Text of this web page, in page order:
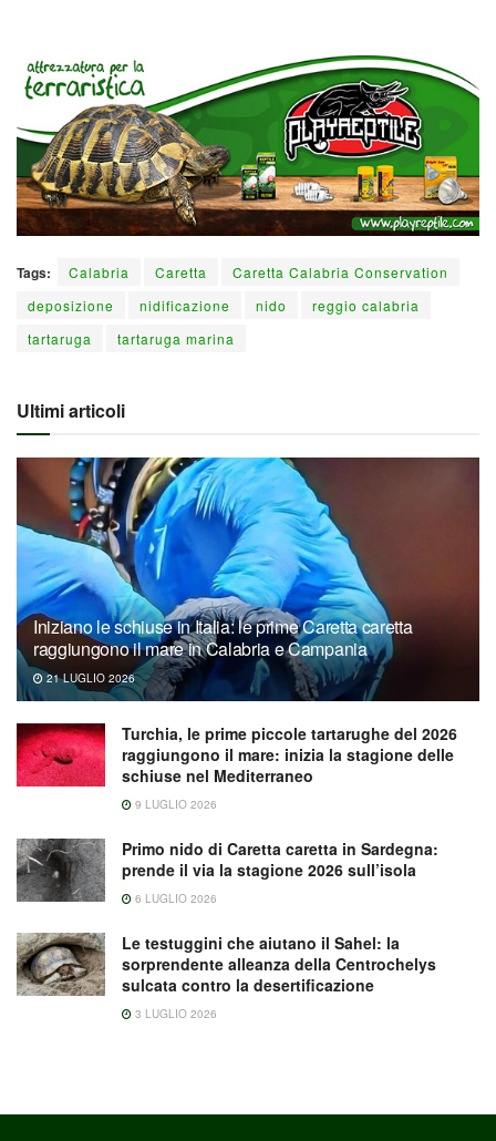
Tags: Calabria Caretta
Caretta Calabria Conservation
deposizione
nidificazione nido
reggio calabria
tartaruga
tartaruga marina
Ultimi articoli
Iniziano le schiuse in Italia: le prime Caretta caretta
raggiungono il mare in Calabria e Campania
21 LUGLIO 2026
Turchia, le prime piccole tartarughe del 2026
raggiungono il mare: inizia la stagione delle
schiuse nel Mediterraneo
9 LUGLIO 2026
Primo nido di Caretta caretta in Sardegna:
prende il via la stagione 2026 sull’isola
6 LUGLIO 2026
Le testuggini che aiutano il Sahel: la
sorprendente alleanza della Centrochelys
sulcata contro la desertificazione
3 LUGLIO 2026